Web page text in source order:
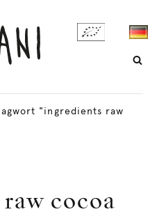
"ingredients raw
cocoa